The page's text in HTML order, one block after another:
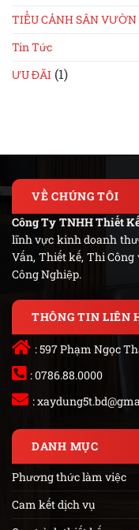
TIỂU CẢNH SÂN VƯỜN
Tin Tức
ƯU ĐÃI (1)
VỀ CHÚNG TÔI
Công Ty TNHH Thiết
lĩnh vực kinh doanh
Vấn, Thiết kế, Thi
Công Nghiệp.
THÔNG TIN LIÊN
: 597 Phạm Ngọc
: 0786.88.0000
:
DANH MỤC
Phương thức làm việc
Cam kết dịch vụ